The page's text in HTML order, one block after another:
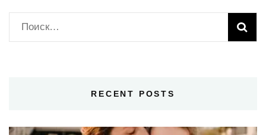
Найти:
RECENT POSTS